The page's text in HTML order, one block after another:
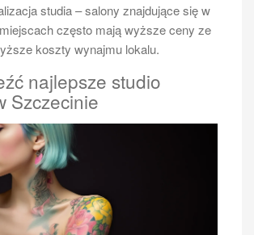
studia – salony znajdujące się w
często mają wyższe ceny ze
koszty wynajmu lokalu.
najlepsze studio
Szczecinie